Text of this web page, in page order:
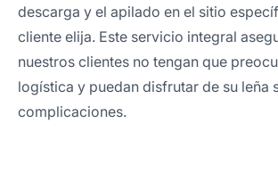
descarga y el apilado en el sitio
cliente elija. Este servicio integral
nuestros clientes no tengan que
logística y puedan disfrutar de su leña
complicaciones.